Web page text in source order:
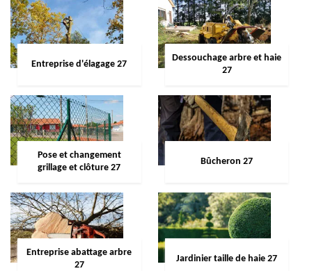
Entreprise d'élagage 27
Dessouchage arbre et haie
27
Pose et changement
grillage et clôture 27
Bûcheron 27
Entreprise abattage arbre
27
Jardinier taille de haie 27